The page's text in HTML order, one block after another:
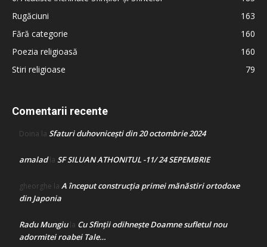
Rugăciuni
163
Fără categorie
160
Poezia religioasă
160
Stiri religioase
79
Comentarii recente
Doina la Sfaturi duhovnicești din 20 octombrie 2024
amaladla SF SILUAN ATHONITUL -11/ 24 SEPEMBRIE
gheorghe la A început construcţia primei mănăstiri ortodoxe
din Japonia
Radu Mungiula Cu Sfinții odihnește Doamne sufletul nou
adormitei roabei Tale…